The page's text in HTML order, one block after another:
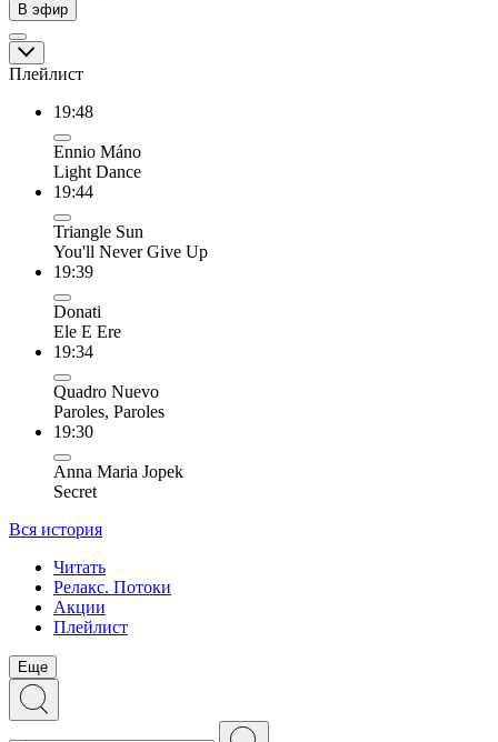
В эфир
Плейлист
19:48
Ennio Máno
Light Dance
19:44
Triangle Sun
You'll Never Give Up
19:39
Donati
Ele E Ere
19:34
Quadro Nuevo
Paroles, Paroles
19:30
Anna Maria Jopek
Secret
Вся история
Читать
Релакс. Потоки
Акции
Плейлист
Еще